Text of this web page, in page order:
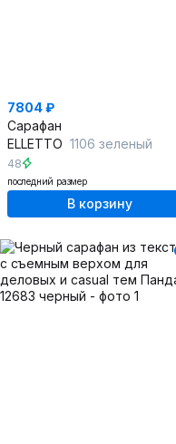
7804 ₽
Сарафан
ELLETTO 1106 зеленый
48
последний размер
В корзину